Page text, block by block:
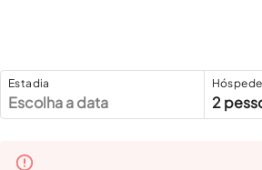
Estadia
Escolha a data 2